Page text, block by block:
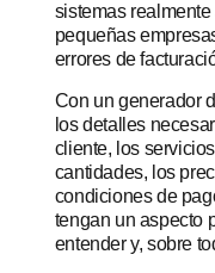
sistemas
pequeñas
errores de
Con un generador
los detalles
cliente, los
cantidades, los
condiciones de
tengan un aspecto
entender y, sobre